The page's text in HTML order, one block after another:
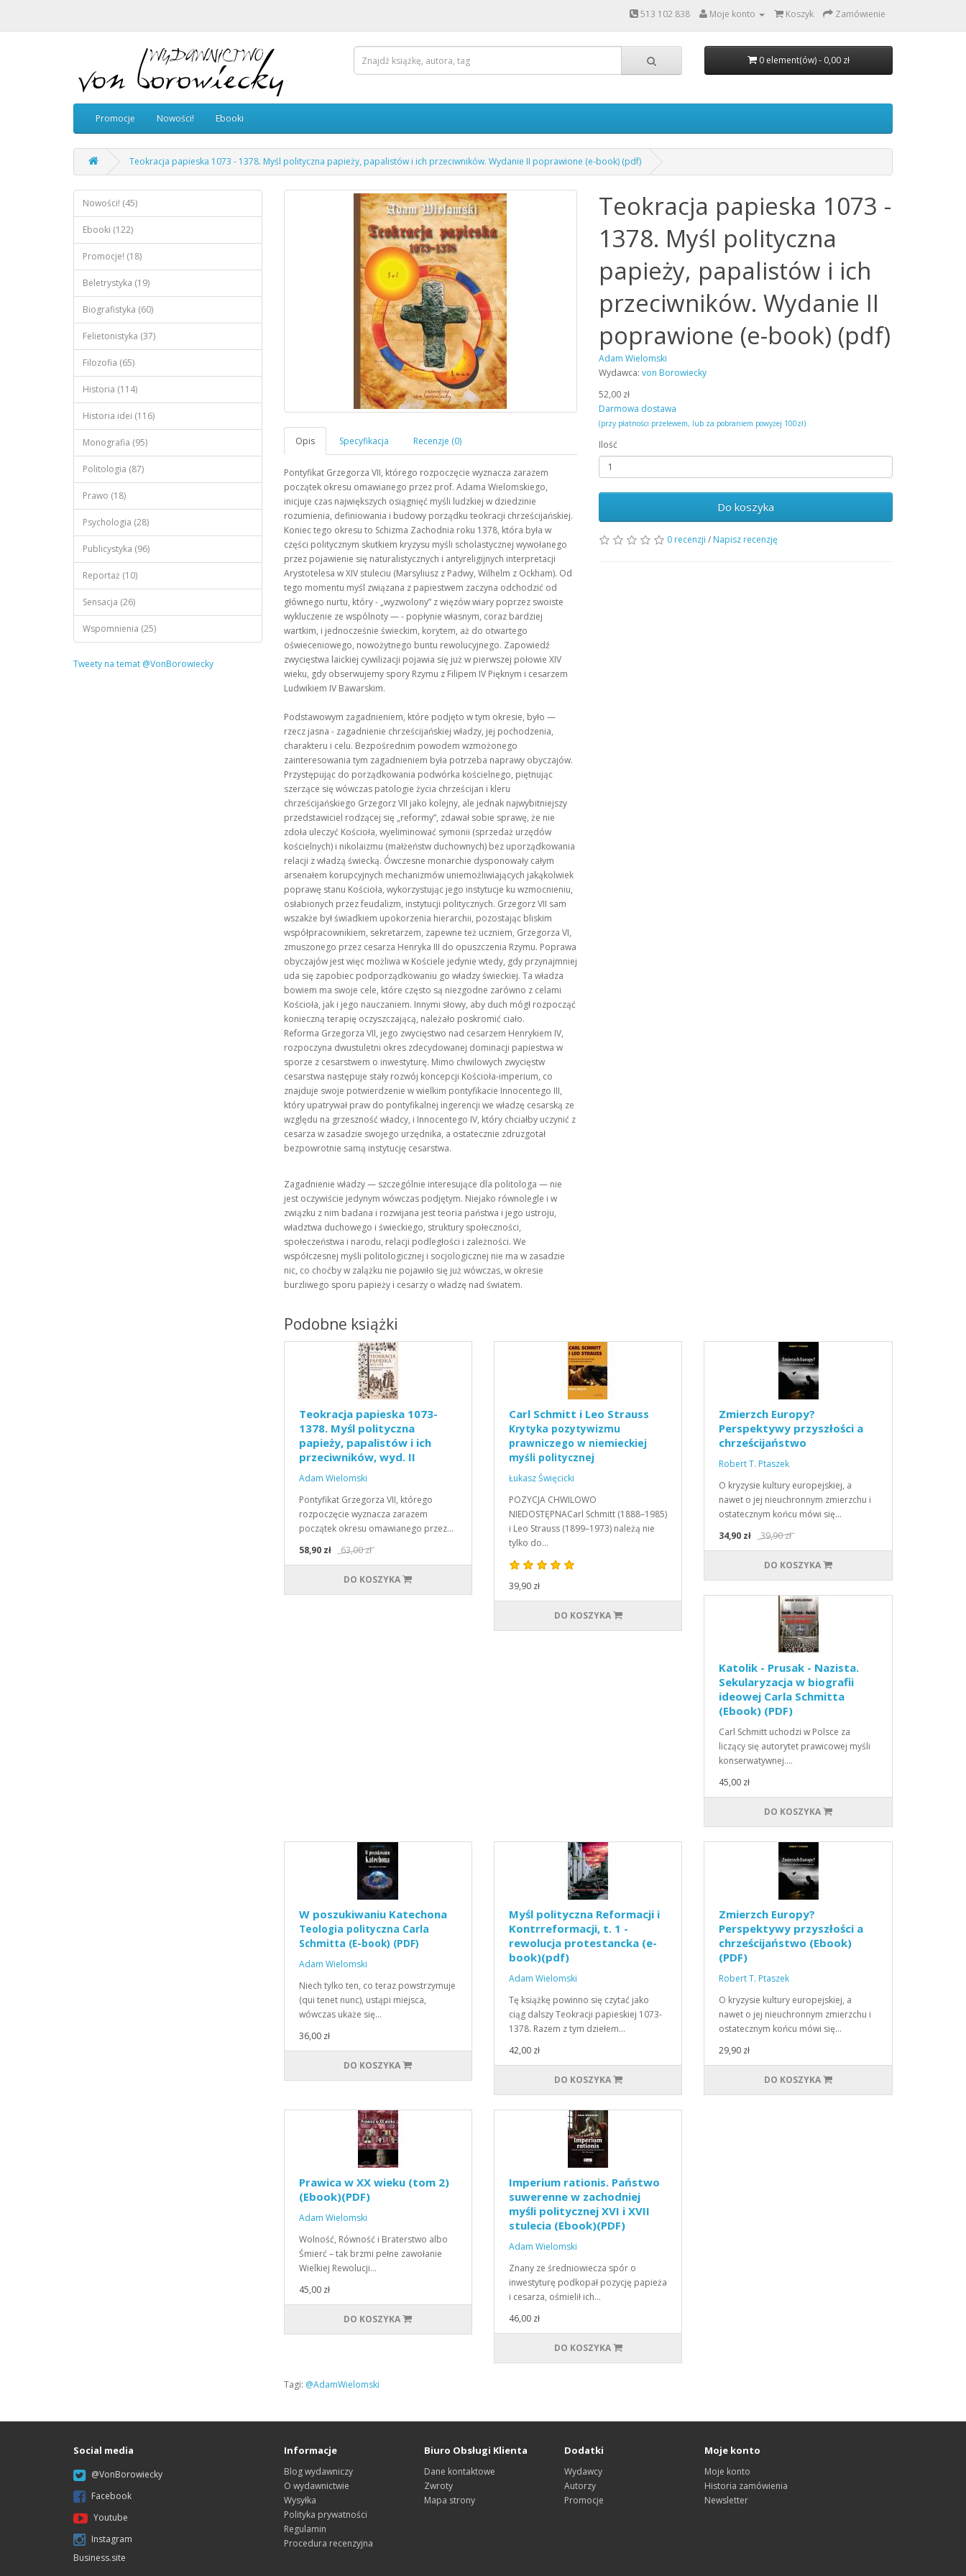
513 102 838 Moje konto Koszyk Zamówienie
0 element(ów) - 0,00 zł
Promocje Nowości! Ebooki
Teokracja papieska 1073 - 1378. Myśl polityczna papieży, papalistów i ich przeciwników. Wydanie II poprawione (e-book) (pdf)
Nowości! (45)
Ebooki (122)
Promocje! (18)
Beletrystyka (19)
Biografistyka (60)
Felietonistyka (37)
Filozofia (65)
Historia (114)
Historia idei (116)
Monografia (95)
Politologia (87)
Prawo (18)
Psychologia (28)
Publicystyka (96)
Reportaż (10)
Sensacja (26)
Wspomnienia (25)
Tweety na temat @VonBorowiecky
Pontyfikat Grzegorza VII, którego rozpoczęcie wyznacza zarazem
początek okresu omawianego przez prof. Adama Wielomskiego,
inicjuje czas największych osiągnięć myśli ludzkiej w dziedzinie
rozumienia, definiowania i budowy porządku teokracji chrześcijańskiej.
Koniec tego okresu to Schizma Zachodnia roku 1378, która była w
części politycznym skutkiem kryzysu myśli scholastycznej wywołanego
przez pojawienie się naturalistycznych i antyreligijnych interpretacji
Arystotelesa w XIV stuleciu (Marsyliusz z Padwy, Wilhelm z Ockham). Od
tego momentu myśl związana z papiestwem zaczyna odchodzić od
głównego nurtu, który - wyzwolony z więzów wiary poprzez swoiste
wykluczenie ze wspólnoty — - popłynie własnym, coraz bardziej
wartkim, i jednocześnie świeckim, korytem, aż do otwartego
oświeceniowego, nowożytnego buntu rewolucyjnego. Zapowiedź
zwycięstwa laickiej cywilizacji pojawia się już w pierwszej połowie XIV
wieku, gdy obserwujemy spory Rzymu z Filipem IV Pięknym i cesarzem
Ludwikiem IV Bawarskim.
Podstawowym zagadnieniem, które podjęto w tym okresie, było —
rzecz jasna - zagadnienie chrześcijańskiej władzy, jej pochodzenia,
charakteru i celu. Bezpośrednim powodem wzmożonego
zainteresowania tym zagadnieniem była potrzeba naprawy obyczajów.
Przystępując do porządkowania podwórka kościelnego, piętnując
szerzące się wówczas patologie życia chrześcijan i kleru
chrześcijańskiego Grzegorz VII jako kolejny, ale jednak najwybitniejszy
przedstawiciel rodzącej się reformy , zdawał sobie sprawę, że nie
zdoła uleczyć Kościoła, wyeliminować symonii (sprzedaż urzędów
kościelnych) i nikolaizmu (małżeństw duchownych) bez uporządkowania
relacji z władzą świecką. Ówczesne monarchie dysponowały całym
arsenałem korupcyjnych mechanizmów uniemożliwiających jakąkolwiek
poprawę stanu Kościoła, wykorzystując jego instytucje ku wzmocnieniu,
osłabionych przez feudalizm, instytucji politycznych. Grzegorz VII sam
wszakże był świadkiem upokorzenia hierarchii, pozostając bliskim
współpracownikiem, sekretarzem, zapewne też uczniem, Grzegorza VI,
zmuszonego przez cesarza Henryka III do opuszczenia Rzymu. Poprawa
obyczajów jest więc możliwa w Kościele jedynie wtedy, gdy przynajmniej
uda się zapobiec podporządkowaniu go władzy świeckiej. Ta władza
bowiem ma swoje cele, które często są niezgodne zarówno z celami
Kościoła, jak i jego nauczaniem. Innymi słowy, aby duch mógł rozpocząć
konieczną terapię oczyszczającą, należało poskromić ciało.
Reforma Grzegorza VII, jego zwycięstwo nad cesarzem Henrykiem IV,
rozpoczyna dwustuletni okres zdecydowanej dominacji papiestwa w
sporze z cesarstwem o inwestyturę. Mimo chwilowych zwycięstw
cesarstwa następuje stały rozwój koncepcji Kościoła-imperium, co
znajduje swoje potwierdzenie w wielkim pontyfikacie Innocentego III,
który upatrywał praw do pontyfikalnej ingerencji we władzę cesarską ze
względu na grzeszność władcy, i Innocentego IV, który chciałby uczynić z
cesarza w zasadzie swojego urzędnika, a ostatecznie zdruzgotał
bezpowrotnie samą instytucję cesarstwa.
Zagadnienie władzy — szczególnie interesujące dla politologa — nie
jest oczywiście jedynym wówczas podjętym. Niejako równolegle i w
związku z nim badana i rozwijana jest teoria państwa i jego ustroju,
władztwa duchowego i świeckiego, struktury społeczności,
społeczeństwa i narodu, relacji podległości i zależności. We
współczesnej myśli politologicznej i socjologicznej nie ma w zasadzie
nic, co choćby w zalążku nie pojawiło się już wówczas, w okresie
burzliwego sporu papieży i cesarzy o władzę nad światem.
Teokracja papieska 1073 -
1378. Myśl polityczna
papieży, papalistów i ich
przeciwników. Wydanie II
poprawione (e-book) (pdf)
Adam Wielomski
Wydawca:von Borowiecky
52,00 zł
Darmowa dostawa
(przy płatności przelewem, lub za pobraniem powyżej 100zł)
Ilość
Do koszyka
0 recenzji / Napisz recenzję
Podobne książki
Teokracja papieska 1073-
1378. Myśl polityczna
papieży, papalistów i ich
przeciwników, wyd. II
Adam Wielomski
Pontyfikat Grzegorza VII, którego
rozpoczęcie wyznacza zarazem
początek okresu omawianego przez…
58,90 zł
63,00 zł
DO KOSZYKA
Carl Schmitt i Leo Strauss
Krytyka pozytywizmu
prawniczego w niemieckiej
myśli politycznej
Łukasz Święcicki
POZYCJA CHWILOWO
NIEDOSTĘPNACarl Schmitt (1888–1985)
i Leo Strauss (1899–1973) należą nie
tylko do…
39,90 zł
DO KOSZYKA
Zmierzch Europy?
Perspektywy przyszłości a
chrześcijaństwo
Robert T. Ptaszek
O kryzysie kultury europejskiej, a
nawet o jej nieuchronnym zmierzchu i
ostatecznym końcu mówi się…
34,90 zł
39,90 zł
DO KOSZYKA
Katolik - Prusak - Nazista.
Sekularyzacja w biografii
ideowej Carla Schmitta
(Ebook) (PDF)
Carl Schmitt uchodzi w Polsce za
liczący się autorytet prawicowej myśli
konserwatywnej.…
45,00 zł
DO KOSZYKA
W poszukiwaniu Katechona
Teologia polityczna Carla
Schmitta (E-book) (PDF)
Adam Wielomski
Niech tylko ten, co teraz powstrzymuje
(qui tenet nunc), ustąpi miejsca,
wówczas ukaże się…
36,00 zł
DO KOSZYKA
Myśl polityczna Reformacji i
Kontrreformacji, t. 1 -
rewolucja protestancka (e-
book)(pdf)
Adam Wielomski
Tę książkę powinno się czytać jako
ciąg dalszy Teokracji papieskiej 1073-
1378. Razem z tym dziełem…
42,00 zł
DO KOSZYKA
Zmierzch Europy?
Perspektywy przyszłości a
chrześcijaństwo (Ebook)
(PDF)
Robert T. Ptaszek
O kryzysie kultury europejskiej, a
nawet o jej nieuchronnym zmierzchu i
ostatecznym końcu mówi się…
29,90 zł
DO KOSZYKA
Prawica w XX wieku (tom 2)
(Ebook)(PDF)
Adam Wielomski
Wolność, Równość i Braterstwo albo
Śmierć – tak brzmi pełne zawołanie
Wielkiej Rewolucji…
45,00 zł
DO KOSZYKA
Imperium rationis. Państwo
suwerenne w zachodniej
myśli politycznej XVI i XVII
stulecia (Ebook)(PDF)
Adam Wielomski
Znany ze średniowiecza spór o
inwestyturę podkopał pozycję papieża
i cesarza, ośmielił ich…
46,00 zł
DO KOSZYKA
Tagi: @AdamWielomski
Social media
@VonBorowiecky
Facebook
Youtube
Instagram
Business.site
Informacje
Blog wydawniczy
O wydawnictwie
Wysyłka
Polityka prywatności
Regulamin
Procedura recenzyjna
Biuro Obsługi Klienta
Dane kontaktowe
Zwroty
Mapa strony
Dodatki
Wydawcy
Autorzy
Promocje
Moje konto
Moje konto
Historia zamówienia
Newsletter